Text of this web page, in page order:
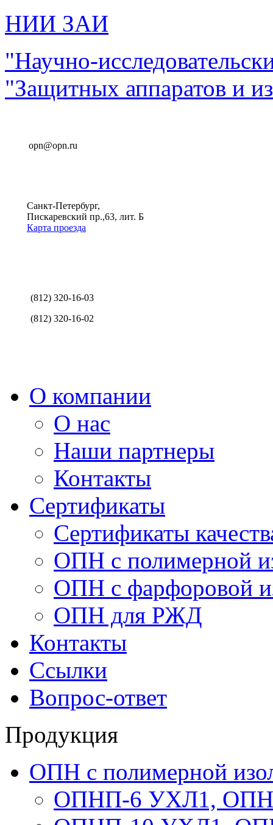
НИИ ЗАИ
"Научно-
"Защитных аппаратов и
opn@opn.ru
Санкт-Петербург,
Пискаревский пр.,63, лит. Б
Карта проезда
(812) 320-16-03
(812) 320-16-02
О компании
О нас
Наши партнеры
Контакты
Сертификаты
Сертификаты
ОПН с полимерной
ОПН с фарфоровой
ОПН для РЖД
Контакты
Ссылки
Вопрос-ответ
Продукция
ОПН с полимерной
ОПНП-6 УХЛ1,